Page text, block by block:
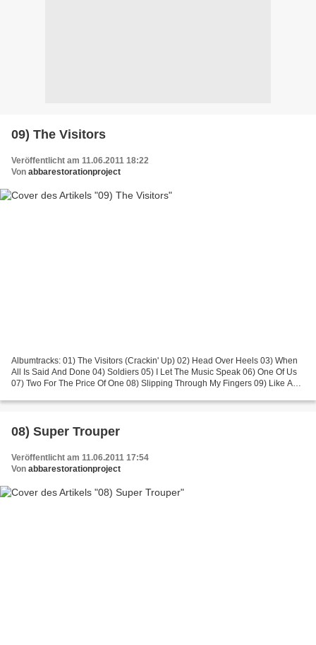
09) The Visitors
Veröffentlicht am 11.06.2011 18:22
Von abbarestorationproject
Albumtracks: 01) The Visitors (Crackin' Up) 02) Head Over Heels 03) When
All Is Said And Done 04) Soldiers 05) I Let The Music Speak 06) One Of Us
07) Two For The Price Of One 08) Slipping Through My Fingers 09) Like An
08) Super Trouper
Veröffentlicht am 11.06.2011 17:54
Von abbarestorationproject